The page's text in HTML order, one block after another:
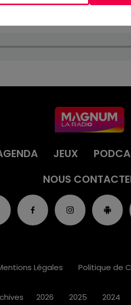
JEUX
NOUS
Légales Politique de
2026 2025 2024